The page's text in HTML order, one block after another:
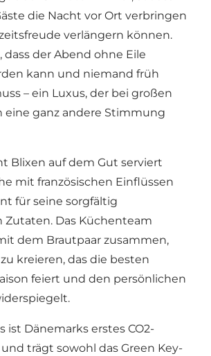
die Nacht vor Ort verbringen
verlängern können.
dass der Abend ohne Eile
kann und niemand früh
– ein Luxus, der bei großen
eine ganz andere Stimmung
Blixen auf dem Gut serviert
mit französischen Einflüssen
für seine sorgfältig
Zutaten. Das Küchenteam
dem Brautpaar zusammen,
kreieren, das die besten
feiert und den persönlichen
ist Dänemarks erstes CO2-
trägt sowohl das Green Key-